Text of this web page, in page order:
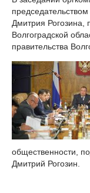
Дмитрия Рогозина,
Волгоградской
правительства
общественности,
Дмитрий Рогозин.